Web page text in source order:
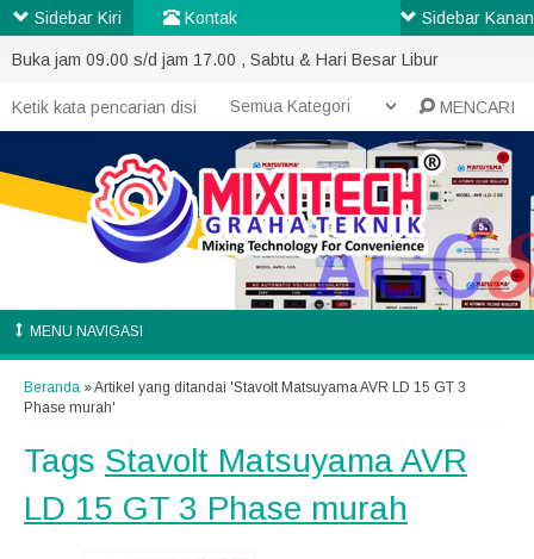
Buka jam 09.00 s/d jam 17.00 , Sabtu & Hari Besar Libur
MENCARI
MENU NAVIGASI
Beranda »Artikel yang ditandai 'Stavolt Matsuyama AVR LD 15 GT 3
Phase murah'
Tags Stavolt Matsuyama AVR
LD 15 GT 3 Phase murah
Sidebar Kiri Kontak Sidebar Kanan